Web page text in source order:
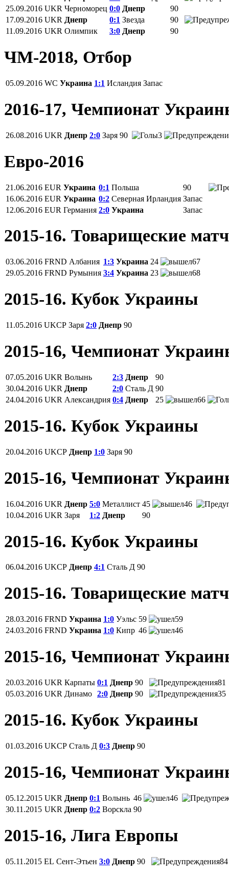
25.09.2016 UKR Черноморец 0:0 Днепр
90
17.09.2016 UKR Днепр 0:1 Звезда
90
11.09.2016 UKR Олимпик 3:0 Днепр 90
ЧМ-2018, Отбор
05.09.2016 WC Украина 1:1 Исландия Запас
2016-17, Чемпионат
26.08.2016 UKR Днепр 2:0 Заря 90 3
Евро-2016
21.06.2016 EUR Украина 0:1 Польша
90
16.06.2016 EUR Украина 0:2 Северная Ирландия Запас
12.06.2016 EUR Германия 2:0 Украина Запас
2015-16. Товарищеские
03.06.2016 FRND Албания 1:3 Украина 24
67
29.05.2016 FRND Румыния 3:4 Украина 23 68
2015-16. Кубок Украины
11.05.2016 UKCP Заря 2:0 Днепр 90
2015-16, Чемпионат
07.05.2016 UKR Волынь 2:3 Днепр
90
30.04.2016 UKR Днепр 2:0 Сталь Д 90
24.04.2016 UKR Александрия 0:4 Днепр 25 66
2015-16. Кубок Украины
20.04.2016 UKCP Днепр 1:0 Заря 90
2015-16, Чемпионат
16.04.2016 UKR Днепр 5:0 Металлист 45
46
10.04.2016 UKR Заря 1:2 Днепр 90
2015-16. Кубок Украины
06.04.2016 UKCP Днепр 4:1 Сталь Д 90
2015-16. Товарищеские
28.03.2016 FRND Украина 1:0 Уэльс 59
59
24.03.2016 FRND Украина 1:0 Кипр 46 46
2015-16, Чемпионат
20.03.2016 UKR Карпаты 0:1 Днепр 90
81
05.03.2016 UKR Динамо 2:0 Днепр 90 35
2015-16. Кубок Украины
01.03.2016 UKCP Сталь Д 0:3 Днепр 90
2015-16, Чемпионат
05.12.2015 UKR Днепр 0:1 Волынь 46
46
30.11.2015 UKR Днепр 0:2 Ворскла 90
2015-16, Лига Европы
05.11.2015 EL Сент-Этьен 3:0 Днепр 90 84